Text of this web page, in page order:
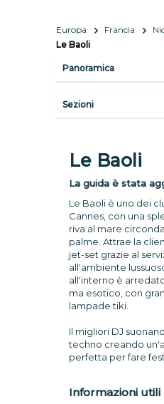
Europa Francia
Le Baoli
Panoramica
Sezioni
Le Baoli
La guida è stata
Le Baoli è uno dei
Cannes, con una
riva al mare
palme. Attrae la
jet-set grazie al
all'ambiente
all'interno è
ma esotico, con
lampade tiki.
Il migliori DJ
techno creando
perfetta per fare
Informazioni utili